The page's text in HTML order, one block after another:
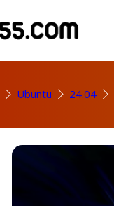
Ubuntu 24.04